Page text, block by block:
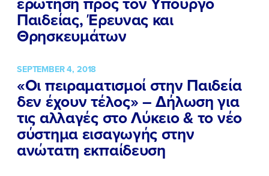
Παιδείας, Έρευνας και
Θρησκευμάτων
SEPTEMBER 4, 2018
«Οι πειραματισμοί στην Παιδεία
δεν έχουν τέλος» – Δήλωση για
τις αλλαγές στο Λύκειο & το νέο
σύστημα εισαγωγής στην
ανώτατη εκπαίδευση